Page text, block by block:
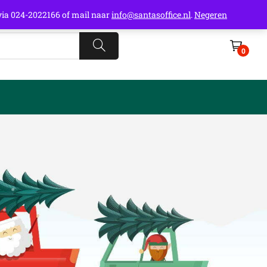
024-2022166 of mail naarinfo@santasoffice.nl.Negeren
0